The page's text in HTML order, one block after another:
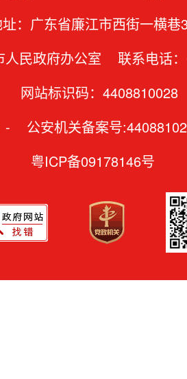
：广东省廉江市西街一横巷
人民政府办公室 联系电话
网站标识码：4408810028
- 公安机关备案号
粤ICP备09178146号